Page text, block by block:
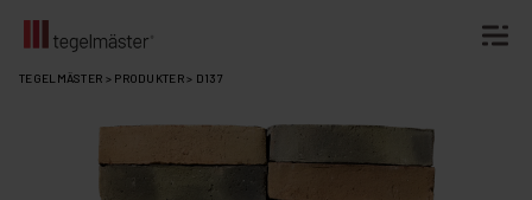
Fortsätt
TEGELMÄSTER > PRODUKTER> D137